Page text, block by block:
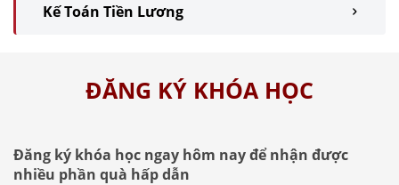
Kế Toán Tiền Lương
ĐĂNG KÝ KHÓA HỌC
Đăng ký khóa học ngay hôm nay để nhận được
nhiều phần quà hấp dẫn